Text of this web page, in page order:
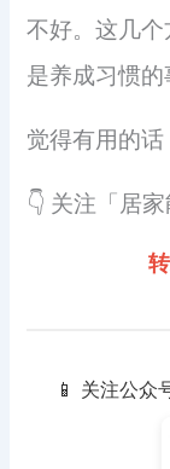
不好。这几
是养成习惯的
觉得有用的
👇 关注「居
📱 关注公众